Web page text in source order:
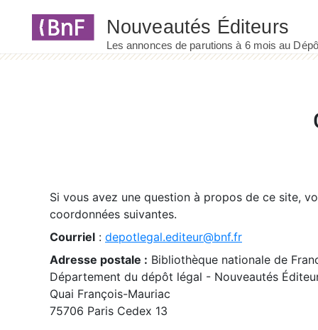
Si vous avez une question à propos de ce site,
coordonnées suivantes.
Courriel : depotlegal.editeur@bnf.fr
Adresse postale : Bibliothèque nationale de
Département du dépôt légal - Nouveautés
Quai François-Mauriac
75706 Paris Cedex 13